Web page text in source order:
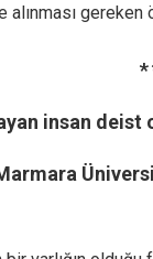
alınması gereken
*
insan deist